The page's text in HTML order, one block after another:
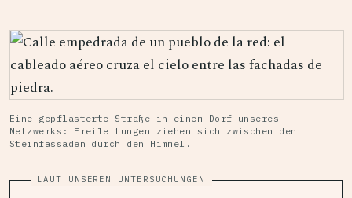
Eine gepflasterte Straße in einem Dorf unseres
Netzwerks: Freileitungen ziehen sich zwischen den
Steinfassaden durch den Himmel.
LAUT UNSEREN UNTERSUCHUNGEN